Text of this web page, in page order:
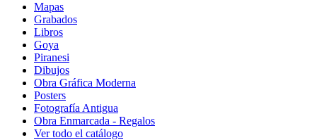
Mapas
Grabados
Libros
Goya
Piranesi
Dibujos
Obra Gráfica Moderna
Posters
Fotografía Antigua
Obra Enmarcada - Regalos
Ver todo el catálogo